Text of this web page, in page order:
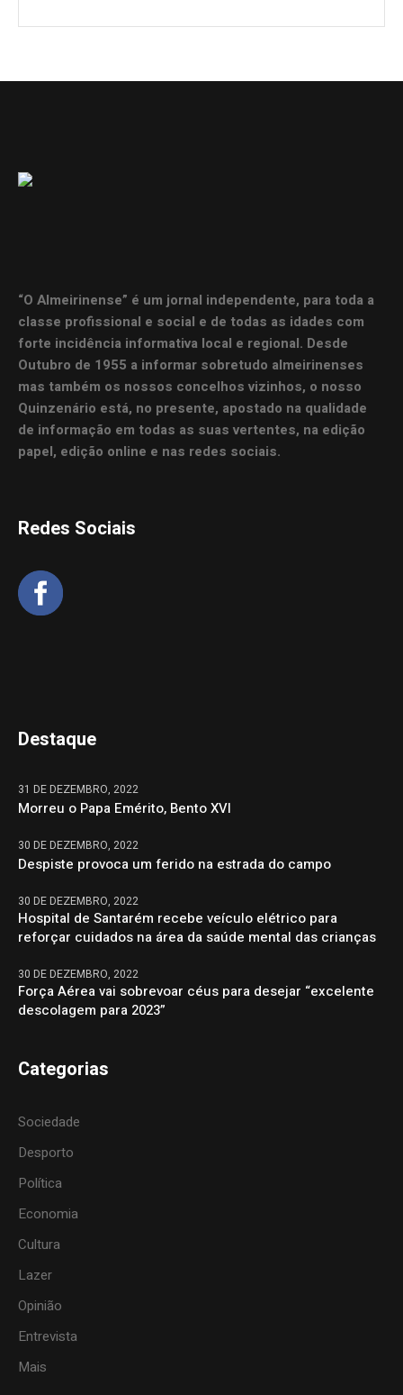
“O Almeirinense” é um jornal independente, para toda a
classe profissional e social e de todas as idades com
forte incidência informativa local e regional. Desde
Outubro de 1955 a informar sobretudo almeirinenses
mas também os nossos concelhos vizinhos, o nosso
Quinzenário está, no presente, apostado na qualidade
de informação em todas as suas vertentes, na edição
papel, edição online e nas redes sociais.
Redes Sociais
Destaque
31 DE DEZEMBRO, 2022
Morreu o Papa Emérito, Bento XVI
30 DE DEZEMBRO, 2022
Despiste provoca um ferido na estrada do campo
30 DE DEZEMBRO, 2022
Hospital de Santarém recebe veículo elétrico para
reforçar cuidados na área da saúde mental das crianças
30 DE DEZEMBRO, 2022
Força Aérea vai sobrevoar céus para desejar “excelente
descolagem para 2023”
Categorias
Sociedade
Desporto
Política
Economia
Cultura
Lazer
Opinião
Entrevista
Mais